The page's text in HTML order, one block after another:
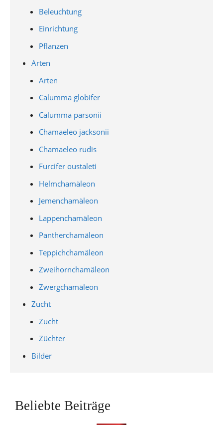
Beleuchtung
Einrichtung
Pflanzen
Arten
Arten
Calumma globifer
Calumma parsonii
Chamaeleo jacksonii
Chamaeleo rudis
Furcifer oustaleti
Helmchamäleon
Jemenchamäleon
Lappenchamäleon
Pantherchamäleon
Teppichchamäleon
Zweihornchamäleon
Zwergchamäleon
Zucht
Zucht
Züchter
Bilder
Beliebte Beiträge